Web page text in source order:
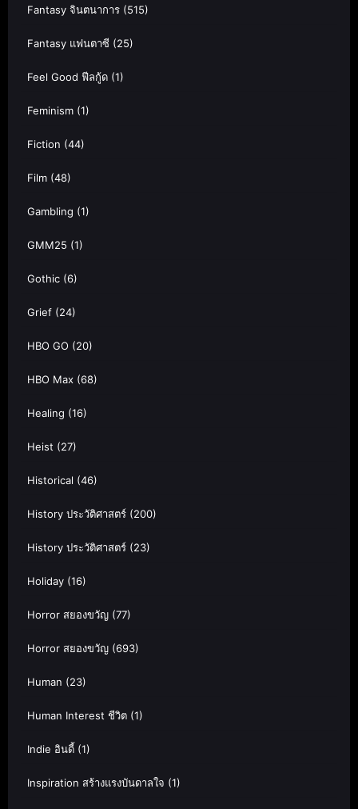
Fantasy จินตนาการ (515)
Fantasy แฟนตาซี (25)
Feel Good ฟีลกู้ด (1)
Feminism (1)
Fiction (44)
Film (48)
Gambling (1)
GMM25 (1)
Gothic (6)
Grief (24)
HBO GO (20)
HBO Max (68)
Healing (16)
Heist (27)
Historical (46)
History ประวัติศาสตร์ (200)
History ประวัติศาสตร์ (23)
Holiday (16)
Horror สยองขวัญ (77)
Horror สยองขวัญ (693)
Human (23)
Human Interest ชีวิต (1)
Indie อินดี้ (1)
Inspiration สร้างแรงบันดาลใจ (1)